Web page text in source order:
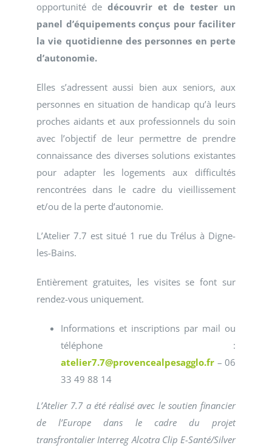
opportunité de découvrir et de tester un
panel d’équipements conçus pour faciliter
la vie quotidienne des personnes en perte
d’autonomie.
Elles s’adressent aussi bien aux seniors, aux
personnes en situation de handicap qu’à leurs
proches aidants et aux professionnels du soin
avec l’objectif de leur permettre de prendre
connaissance des diverses solutions existantes
pour adapter les logements aux difficultés
rencontrées dans le cadre du vieillissement
et/ou de la perte d’autonomie.
L’Atelier 7.7 est situé 1 rue du Trélus à Digne-
les-Bains.
Entièrement gratuites, les visites se font sur
rendez-vous uniquement.
Informations et inscriptions par mail ou
téléphone :
atelier7.7@provencealpesagglo.fr – 06
33 49 88 14
L’Atelier 7.7 a été réalisé avec le soutien financier
de l’Europe dans le cadre du projet
transfrontalier Interreg Alcotra Clip E-Santé/Silver